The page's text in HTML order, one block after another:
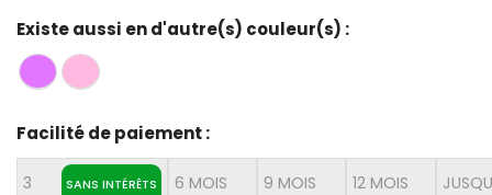
Existe aussi en d'autre(s) couleur(s) :
Facilité de paiement :
3
SANS INTÉRÊTS 6 MOIS 9 MOIS 12 MOIS